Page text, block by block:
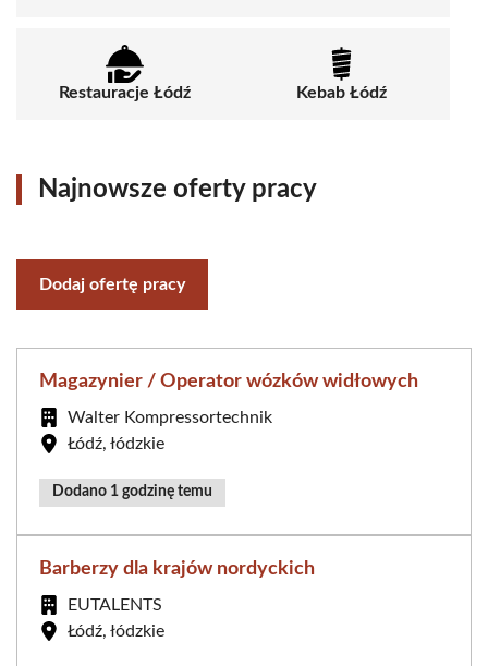
Restauracje Łódź Kebab Łódź
Najnowsze oferty pracy
Dodaj ofertę pracy
Magazynier / Operator wózków widłowych
Walter Kompressortechnik
Łódź, łódzkie
Dodano 1 godzinę temu
Barberzy dla krajów nordyckich
EUTALENTS
Łódź, łódzkie